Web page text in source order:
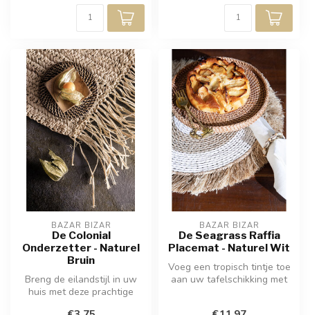
BAZAR BIZAR
De Colonial
Onderzetter - Naturel
Bruin
Breng de eilandstijl in uw
huis met deze prachtige
BAZAR BIZAR
De Seagrass Raffia
Placemat - Naturel Wit
Voeg een tropisch tintje toe
aan uw tafelschikking met